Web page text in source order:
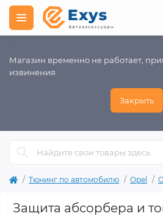
Магазин временно не работает,
извинения
Закрыть
Тюнинг по автомобилю Opel
Защита абсорбера и